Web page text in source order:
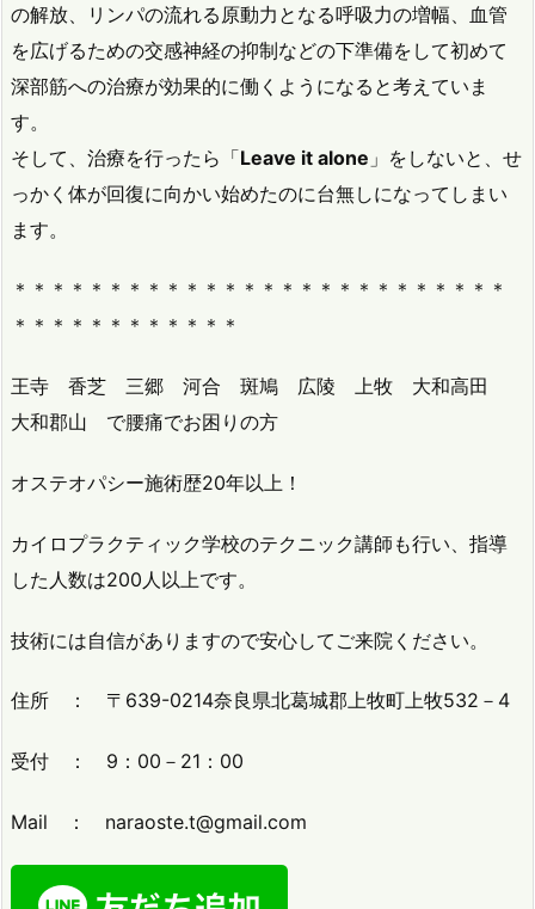
の解放、リンパの流れる原動力となる呼吸力の増幅、血管
を広げるための交感神経の抑制などの下準備をして初めて
深部筋への治療が効果的に働くようになると考えていま
す。
そして、治療を行ったら「Leave it alone 」をしないと、せ
っかく体が回復に向かい始めたのに台無しになってしまい
ます。
＊＊＊＊＊＊＊＊＊＊＊＊＊＊＊＊＊＊＊＊＊＊＊＊＊＊
＊＊＊＊＊＊＊＊＊＊＊＊
王寺 香芝 三郷 河合 斑鳩 広陵 上牧 大和高田
大和郡山 で腰痛でお困りの方
オステオパシー施術歴20年以上！
カイロプラクティック学校のテクニック講師も行い、指導
した人数は200人以上です。
技術には自信がありますので安心してご来院ください。
住所 ： 〒639-0214奈良県北葛城郡上牧町上牧532－4
受付 ： 9：00－21：00
Mail ： naraoste.t@gmail.com